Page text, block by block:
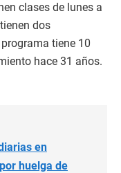
clases de lunes a
dos
tiene 10
hace 31 años.
en
huelga de